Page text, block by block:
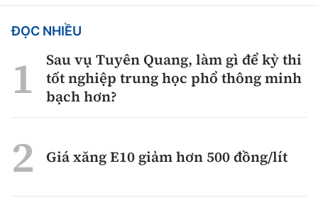
ĐỌC NHIỀU
Sau vụ Tuyên Quang, làm gì để kỳ thi
tốt nghiệp trung học phổ thông minh
bạch hơn?
Giá xăng E10 giảm hơn 500 đồng/lít